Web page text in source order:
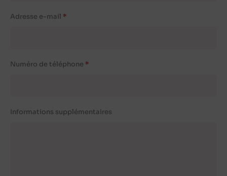
Adresse e-mail
Numéro de téléphone
Informations supplémentaires